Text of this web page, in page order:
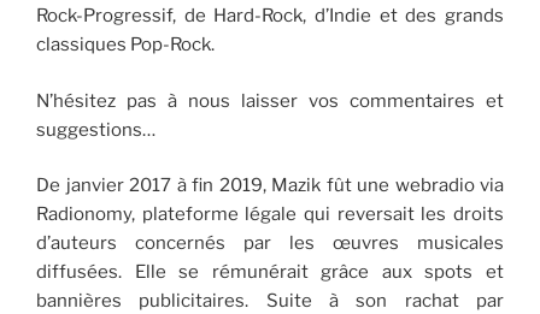
Rock-Progressif, de Hard-Rock, d’Indie et des grands
classiques Pop-Rock.
N’hésitez pas à nous laisser vos commentaires et
suggestions…
De janvier 2017 à fin 2019, Mazik fût une webradio via
Radionomy, plateforme légale qui reversait les droits
d’auteurs concernés par les œuvres musicales
diffusées. Elle se rémunérait grâce aux spots et
bannières publicitaires. Suite à son rachat par